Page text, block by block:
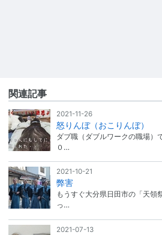
関連記事
2021-11-26
怒りんぼ（おこりんぼ）
ダブ職（ダブルワークの職場）
０…
2021-10-21
弊害
もうすぐ大分県日田市の「天領
っ…
2021-07-13